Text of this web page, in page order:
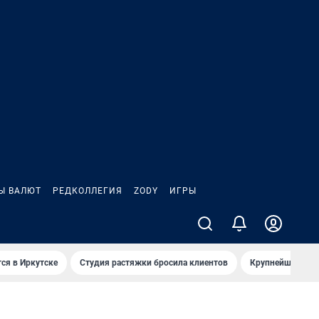
ВАЛЮТ РЕДКОЛЛЕГИЯ ZODY ИГРЫ
в Иркутске Студия растяжки бросила клиентов Крупнейшие